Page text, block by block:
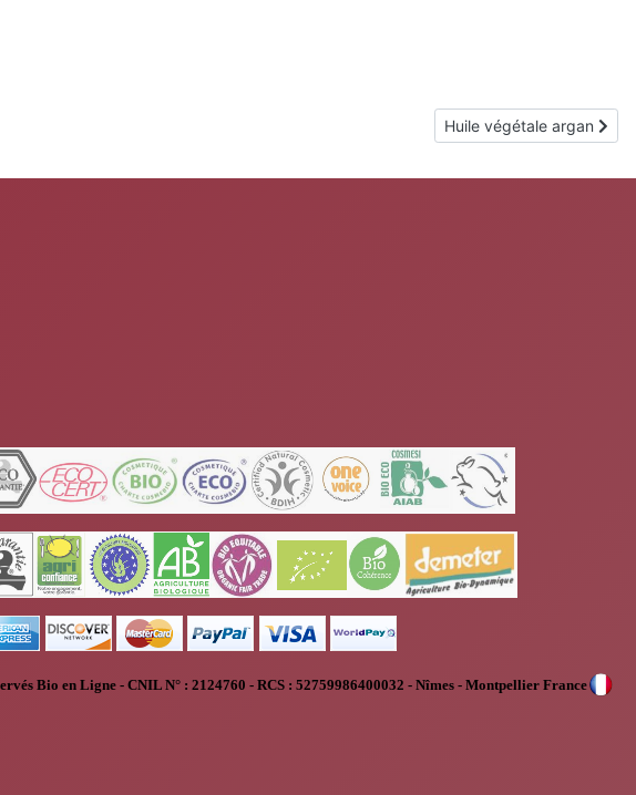
Article suivant : Huile
Huile végétale argan
Bio en Ligne - CNIL N° : 2124760 - RCS : 52759986400032 - Nîmes - Montpellier France